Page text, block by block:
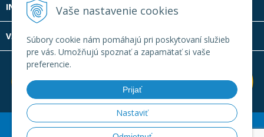
Vaše nastavenie cookies
Súbory cookie nám pomáhajú pri poskytovaní služieb
pre vás. Umožňujú spoznať a zapamätať si vaše
preferencie.
Prijať
Nastaviť
INFOLINKA
VŠETKO O NÁKUPE